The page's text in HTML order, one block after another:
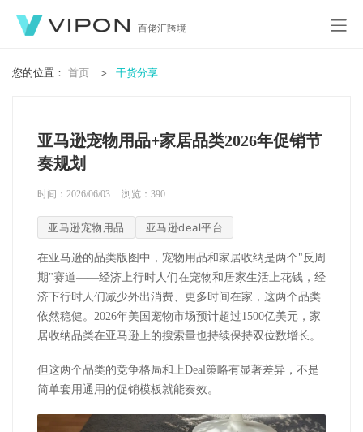
百佬汇跨境
您的位置： 首页 干货分享
亚马逊宠物用品+家居品类2026年促销节
奏规划
时间：2026/06/03 浏览： 390
亚马逊宠物用品 亚马逊deal平台
在亚马逊的品类版图中，宠物用品和家居收纳是两个"反周
期 "赛道——经济上行时人们在宠物和居家生活上花钱，经
济下行时人们减少外出消费、更多时间在家，这两个品类
依然稳健。 2026年美国宠物市场预计超过1500亿美元，家
居收纳品类在亚马逊上的搜索量也持续保持双位数增长。
但这两个品类的竞争格局和上Deal策略有显著差异，不是
简单套用通用的促销模板就能奏效。